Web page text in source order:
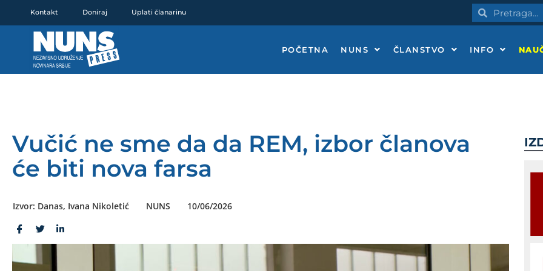
Kontakt Doniraj Uplati članarinu PretragaPretraga
POČETNA NUNS ČLANSTVO INFO
Vučić ne sme da da REM, izbor članova
će biti nova farsa
Izvor: Danas, Ivana Nikoletić NUNS 10/06/2026